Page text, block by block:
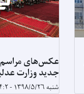
عکس‌های مراسم
جدید وزارت
شنبه ۱۳۹۸/۵/۲۶ - ۱۴:۲